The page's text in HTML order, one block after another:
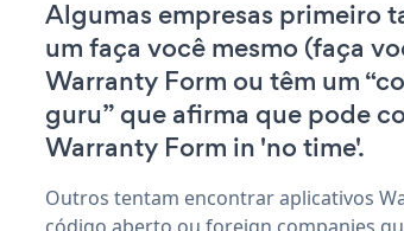
Algumas empresas primeiro
um faça você mesmo (faça
Warranty Form ou têm um
guru” que afirma que pode
Warranty Form in 'no time'.
Outros tentam encontrar aplicativos